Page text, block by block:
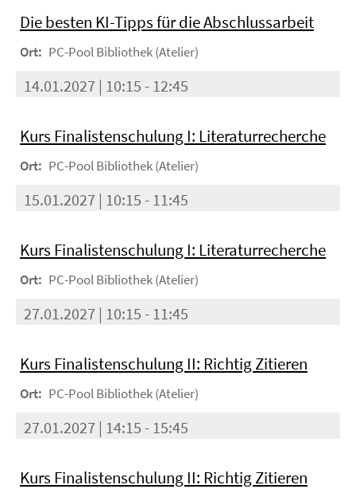
Die besten KI-Tipps für die Abschlussarbeit
Ort: PC-Pool Bibliothek (Atelier)
14.01.2027 | 10:15 - 12:45
Kurs Finalistenschulung I: Literaturrecherche
Ort: PC-Pool Bibliothek (Atelier)
15.01.2027 | 10:15 - 11:45
Kurs Finalistenschulung I: Literaturrecherche
Ort: PC-Pool Bibliothek (Atelier)
27.01.2027 | 10:15 - 11:45
Kurs Finalistenschulung II: Richtig Zitieren
Ort: PC-Pool Bibliothek (Atelier)
27.01.2027 | 14:15 - 15:45
Kurs Finalistenschulung II: Richtig Zitieren